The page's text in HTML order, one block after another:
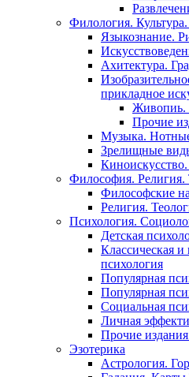
Филология.
Языкознание.
Ахитектура.
прикладное
Живопиь.
Прочие
Музыка.
Зрелищные
Философия. Религия.
Философские
Религия.
Психология.
Детская
Классическая и
психология
Популярная
Популярная
Социальная
Личная
Прочие
Эзотерика
Астрология.